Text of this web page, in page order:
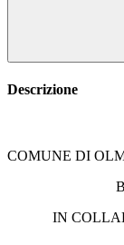
Descrizione
COMUNE DI
IN